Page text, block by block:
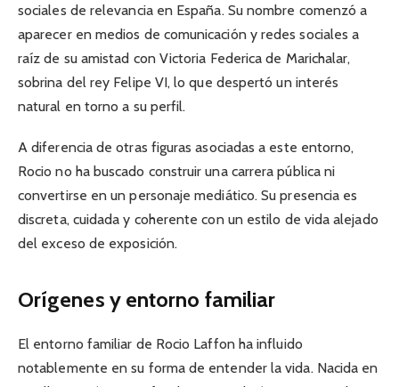
sociales de relevancia en España. Su nombre comenzó a
aparecer en medios de comunicación y redes sociales a
raíz de su amistad con Victoria Federica de Marichalar,
sobrina del rey Felipe VI, lo que despertó un interés
natural en torno a su perfil.
A diferencia de otras figuras asociadas a este entorno,
Rocio no ha buscado construir una carrera pública ni
convertirse en un personaje mediático. Su presencia es
discreta, cuidada y coherente con un estilo de vida alejado
del exceso de exposición.
Orígenes y entorno familiar
El entorno familiar de Rocio Laffon ha influido
notablemente en su forma de entender la vida. Nacida en